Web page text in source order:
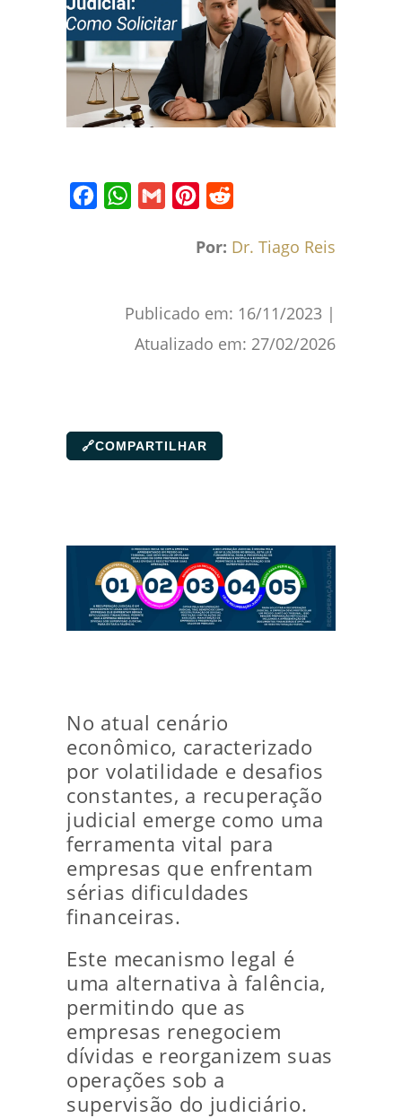
FacebookWhatsApp
Gmail Pinterest
Por: Dr. Tiago Reis
Publicado em: 16/11/2023 |
Atualizado em: 27/02/2026
🔗COMPARTILHAR
No atual cenário
econômico, caracterizado
por volatilidade e desafios
constantes, a recuperação
judicial emerge como uma
ferramenta vital para
empresas que enfrentam
sérias dificuldades
financeiras.
Este mecanismo legal é
uma alternativa à falência,
permitindo que as
empresas renegociem
dívidas e reorganizem suas
operações sob a
supervisão do judiciário.